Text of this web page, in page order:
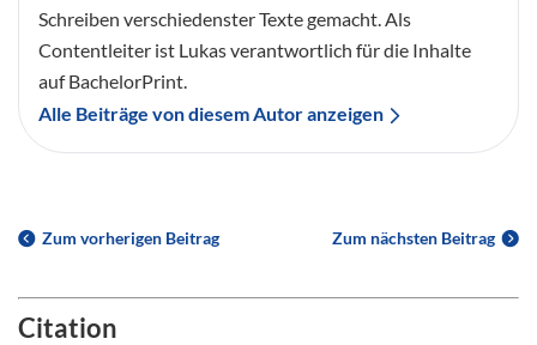
Schreiben verschiedenster Texte gemacht. Als
Contentleiter ist Lukas verantwortlich für die Inhalte
auf BachelorPrint.
Alle Beiträge von diesem Autor anzeigen
Zum vorherigen Beitrag Zum nächsten Beitrag
Citation